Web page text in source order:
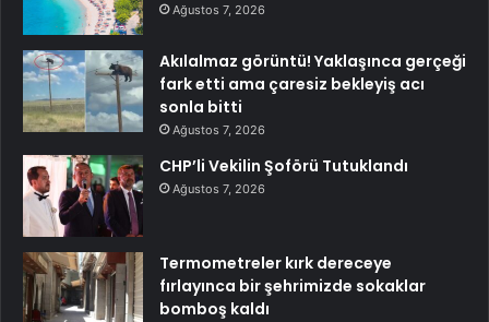
Ağustos 7, 2026
Akılalmaz görüntü! Yaklaşınca gerçeği
fark etti ama çaresiz bekleyiş acı
sonla bitti
Ağustos 7, 2026
CHP’li Vekilin Şoförü Tutuklandı
Ağustos 7, 2026
Termometreler kırk dereceye
fırlayınca bir şehrimizde sokaklar
bomboş kaldı